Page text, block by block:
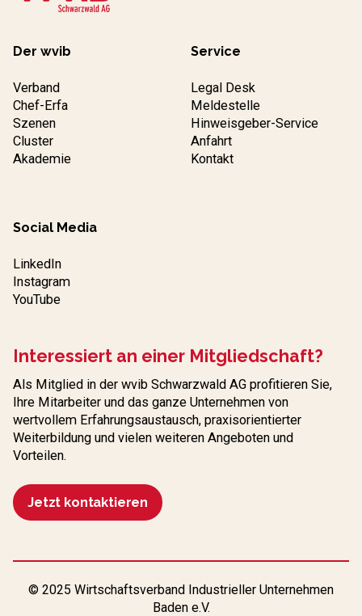
Der wvib
Verband
Chef-Erfa
Szenen
Cluster
Akademie
Service
Legal Desk
Meldestelle
Hinweisgeber-Service
Anfahrt
Kontakt
Social Media
LinkedIn
Instagram
YouTube
Interessiert an einer Mitgliedschaft?
Als Mitglied in der wvib Schwarzwald AG profitieren Sie,
Ihre Mitarbeiter und das ganze Unternehmen von
wertvollem Erfahrungs­austausch, praxisorientierter
Weiterbildung und vielen weiteren Angeboten und
Vorteilen.
Jetzt kontaktieren
© 2025 Wirtschaftsverband Industrieller Unternehmen
Baden e.V.